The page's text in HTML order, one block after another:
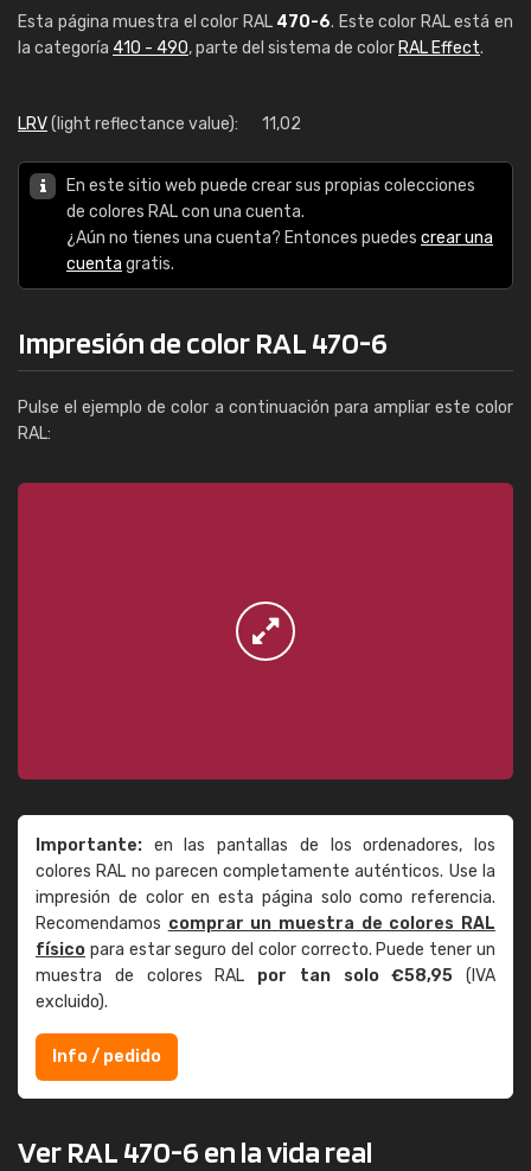
Esta página muestra el color RAL 470-6. Este color RAL está en
la categoría 410 - 490, parte del sistema de color RAL Effect.
LRV(light reflectance value): 11,02
En este sitio web puede crear sus propias colecciones
de colores RAL con una cuenta.
¿Aún no tienes una cuenta? Entonces puedes crear una
cuenta gratis.
Impresión de color RAL 470-6
Pulse el ejemplo de color a continuación para ampliar este color
RAL:
Importante: en las pantallas de los ordenadores, los
colores RAL no parecen completamente auténticos. Use la
impresión de color en esta página solo como referencia.
Recomendamos comprar un muestra de colores RAL
físico para estar seguro del color correcto. Puede tener un
muestra de colores RAL por tan solo €58,95 (IVA
excluido).
Info / pedido
Ver RAL 470-6 en la vida real